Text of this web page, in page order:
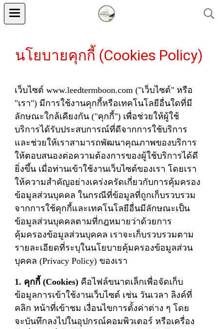
นโยบายคุกกี้ (Cookies Policy)
เว็บไซต์ www.leedtermboon.com ("เว็บไซต์" หรือ
"เรา") มีการใช้งานคุกกี้หรือเทคโนโลยีอื่นใดที่มี
ลักษณะใกล้เคียงกัน ("คุกกี้") เพื่อช่วยให้ผู้ใช้
บริการได้รับประสบการณ์ที่ดีจากการใช้บริการ
และช่วยให้เราสามารถพัฒนาคุณภาพของบริการ
ให้ตอบสนองต่อความต้องการของผู้ใช้บริการได้ดี
ยิ่งขึ้น เมื่อท่านเข้าใช้งานเว็บไซต์ของเรา โดยเรา
ให้ความสำคัญอย่างเคร่งครัดเกี่ยวกับการคุ้มครอง
ข้อมูลส่วนบุคคล ในกรณีที่ข้อมูลที่ถูกเก็บรวบรวม
จากการใช้คุกกี้และเทคโนโลยีอื่นมีลักษณะเป็น
ข้อมูลส่วนบุคคลตามที่กฎหมายว่าด้วยการ
คุ้มครองข้อมูลส่วนบุคคล เราจะเก็บรวบรวมตาม
รายละเอียดที่ระบุในนโยบายคุ้มครองข้อมูลส่วน
บุคคล (Privacy Policy) ของเรา
1. คุกกี้ (Cookies) คือไฟล์ขนาดเล็กเพื่อจัดเก็บ
ข้อมูลการเข้าใช้งานเว็บไซต์ เช่น วันเวลา ลิงค์ที่
คลิก หน้าที่เข้าชม เงื่อนไขการตั้งค่าต่าง ๆ โดย
จะบันทึกลงไปในอุปกรณ์คอมพิวเตอร์ หรือเครื่อง